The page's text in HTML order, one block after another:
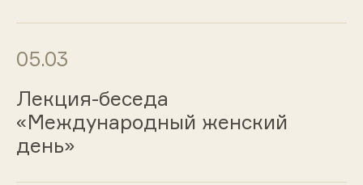
05.03
Лекция-беседа
«Международный женский
день»